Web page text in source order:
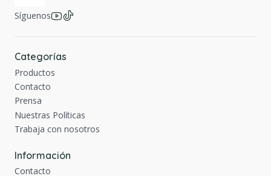
Síguenos
Categorías
Productos
Contacto
Prensa
Nuestras Políticas
Trabaja con nosotros
Información
Contacto